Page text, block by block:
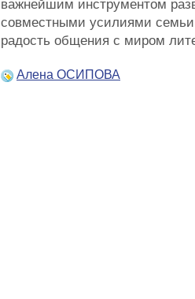
важнейшим инструментом
совместными усилиями семьи
радость общения с миром
Алена ОСИПОВА